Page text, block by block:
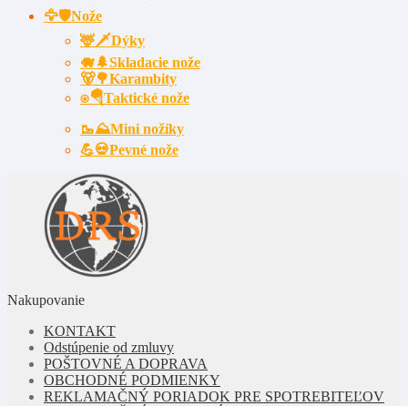
🦅🛡️Nože
🦌🗡Dýky
🐗🌲Skladacie nože
🐻🌳Karambity
⍟🪂Taktické nože
🥾⛰️Mini nožíky
💪💀Pevné nože
Nakupovanie
KONTAKT
Odstúpenie od zmluvy
POŠTOVNÉ A DOPRAVA
OBCHODNÉ PODMIENKY
REKLAMAČNÝ PORIADOK PRE SPOTREBITEĽOV